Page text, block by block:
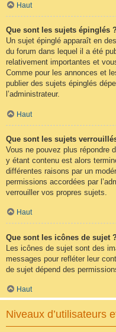
Haut
Que sont les sujets épinglés
Un sujet épinglé apparaît en
du forum dans lequel il a été
relativement importantes et
Comme pour les annonces et
publier des sujets épinglés
l’administrateur.
Haut
Que sont les sujets
Vous ne pouvez plus répondre
y étant contenu est alors
différentes raisons par un
permissions accordées par
verrouiller vos propres sujets.
Haut
Que sont les icônes de sujet
Les icônes de sujet sont des
messages pour refléter leur
de sujet dépend des
Haut
Niveaux d’utilisateurs